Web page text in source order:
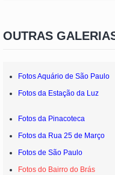
OUTRAS
Fotos Aquário de São Paulo
Fotos da Estação da Luz
Fotos da Pinacoteca
Fotos da Rua 25 de Março
Fotos de São Paulo
Fotos do Bairro do Brás